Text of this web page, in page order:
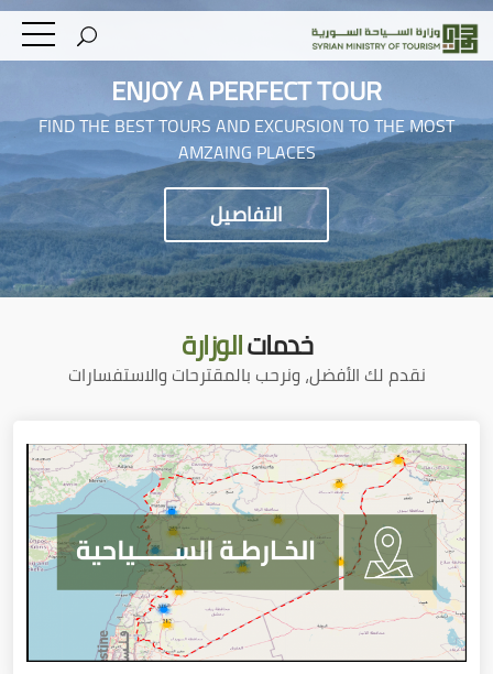
ENJOY A PERFECT TOUR
FIND THE BEST TOURS AND EXCURSION TO THE MOST
AMZAING PLACES
التفاصيل
خدماتالوزارة
نقدم لك الأفضل، ونرحب بالمقترحات والاستفسارات